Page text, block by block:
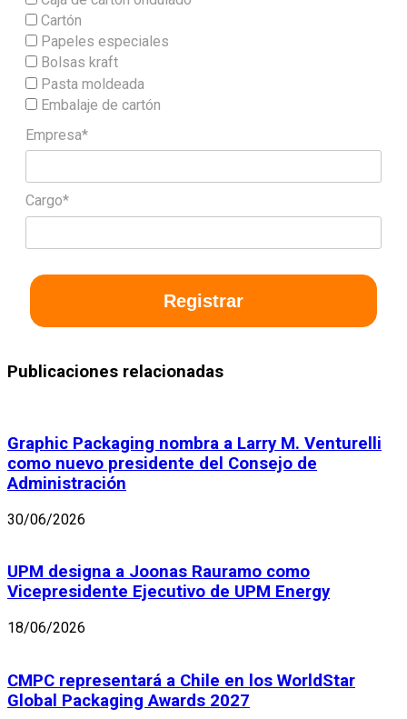
Cartón
Papeles especiales
Bolsas kraft
Pasta moldeada
Embalaje de cartón
Empresa*
Cargo*
Registrar
Publicaciones relacionadas
Graphic Packaging nombra a Larry M. Venturelli
como nuevo presidente del Consejo de
Administración
30/06/2026
UPM designa a Joonas Rauramo como
Vicepresidente Ejecutivo de UPM Energy
18/06/2026
CMPC representará a Chile en los WorldStar
Global Packaging Awards 2027